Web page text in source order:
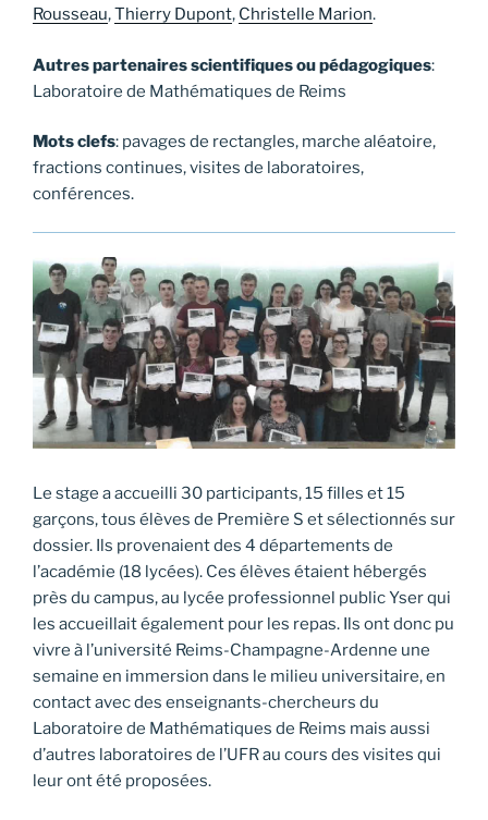
Rousseau,Thierry Dupont, Christelle Marion.
Autres partenaires scientifiques ou pédagogiques:
Laboratoire de Mathématiques de Reims
Mots clefs: pavages de rectangles, marche aléatoire,
fractions continues, visites de laboratoires,
conférences.
Le stage a accueilli 30 participants, 15 filles et 15
garçons, tous élèves de Première S et sélectionnés sur
dossier. Ils provenaient des 4 départements de
l’académie (18 lycées). Ces élèves étaient hébergés
près du campus, au lycée professionnel public Yser qui
les accueillait également pour les repas. Ils ont donc pu
vivre à l’université Reims-Champagne-Ardenne une
semaine en immersion dans le milieu universitaire, en
contact avec des enseignants-chercheurs du
Laboratoire de Mathématiques de Reims mais aussi
d’autres laboratoires de l’UFR au cours des visites qui
leur ont été proposées.